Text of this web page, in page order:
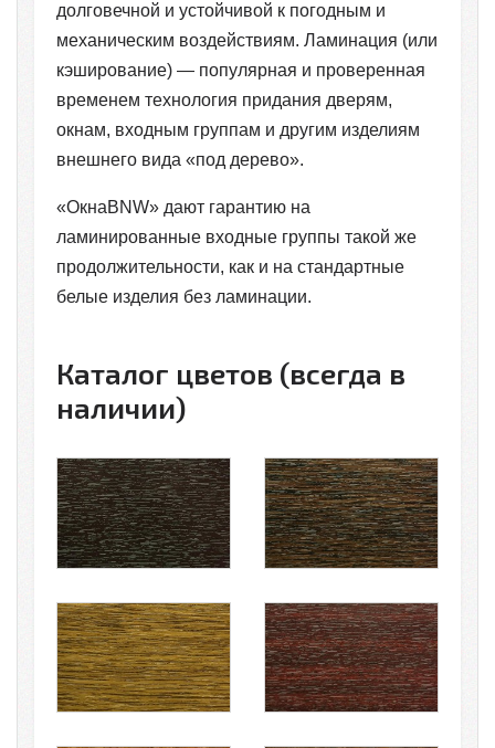
долговечной и устойчивой к погодным и
механическим воздействиям. Ламинация (или
кэширование) — популярная и проверенная
временем технология придания дверям,
окнам, входным группам и другим изделиям
внешнего вида «под дерево».
«ОкнаBNW» дают гарантию на
ламинированные входные группы такой же
продолжительности, как и на стандартные
белые изделия без ламинации.
Каталог цветов (всегда в
наличии)